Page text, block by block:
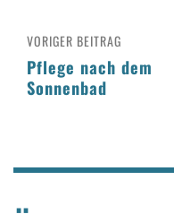
VORIGER BEITRAG
Pflege nach dem
Sonnenbad